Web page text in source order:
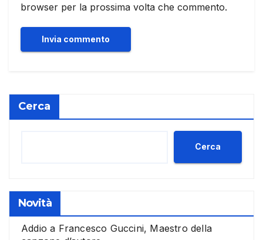
browser per la prossima volta che commento.
Cerca
Cerca
Novità
Addio a Francesco Guccini, Maestro della